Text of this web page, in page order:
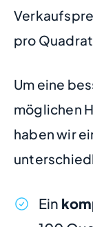
pro
Um eine
möglichen
haben wir
Ein